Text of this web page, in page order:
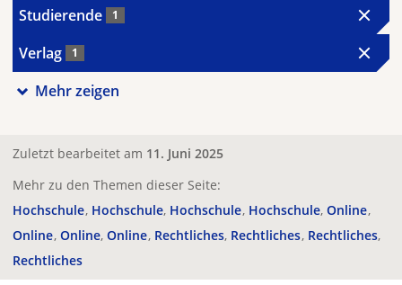
Studierende 1
Verlag 1
Mehr zeigen
Zuletzt bearbeitet am 11. Juni 2025
Mehr zu den Themen dieser Seite:
Hochschule Hochschule Hochschule Hochschule Online
Online Online Online Rechtliches Rechtliches Rechtliches
Rechtliches